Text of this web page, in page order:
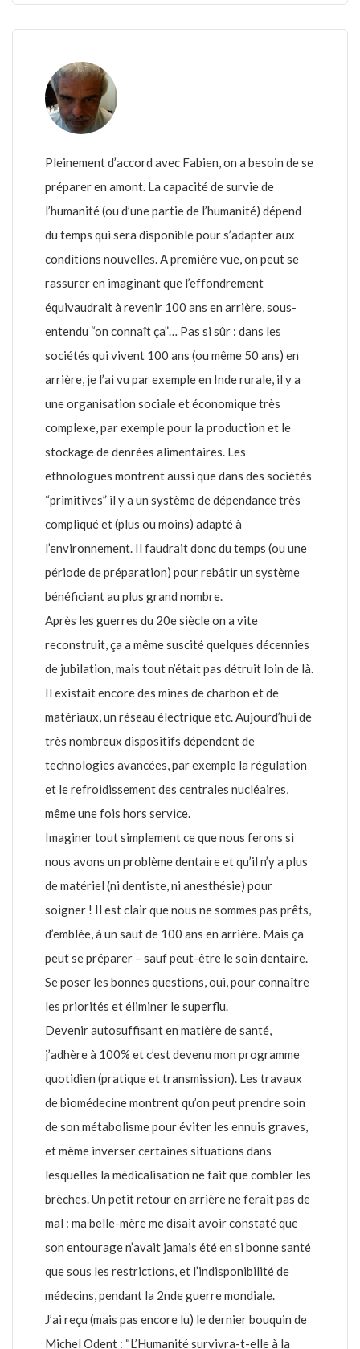
Pleinement d’accord avec Fabien, on a besoin de se
préparer en amont. La capacité de survie de
l’humanité (ou d’une partie de l’humanité) dépend
du temps qui sera disponible pour s’adapter aux
conditions nouvelles. A première vue, on peut se
rassurer en imaginant que l’effondrement
équivaudrait à revenir 100 ans en arrière, sous-
entendu “on connaît ça”… Pas si sûr : dans les
sociétés qui vivent 100 ans (ou même 50 ans) en
arrière, je l’ai vu par exemple en Inde rurale, il y a
une organisation sociale et économique très
complexe, par exemple pour la production et le
stockage de denrées alimentaires. Les
ethnologues montrent aussi que dans des sociétés
“primitives” il y a un système de dépendance très
compliqué et (plus ou moins) adapté à
l’environnement. Il faudrait donc du temps (ou une
période de préparation) pour rebâtir un système
bénéficiant au plus grand nombre.
Après les guerres du 20e siècle on a vite
reconstruit, ça a même suscité quelques décennies
de jubilation, mais tout n’était pas détruit loin de là.
Il existait encore des mines de charbon et de
matériaux, un réseau électrique etc. Aujourd’hui de
très nombreux dispositifs dépendent de
technologies avancées, par exemple la régulation
et le refroidissement des centrales nucléaires,
même une fois hors service.
Imaginer tout simplement ce que nous ferons si
nous avons un problème dentaire et qu’il n’y a plus
de matériel (ni dentiste, ni anesthésie) pour
soigner ! Il est clair que nous ne sommes pas prêts,
d’emblée, à un saut de 100 ans en arrière. Mais ça
peut se préparer – sauf peut-être le soin dentaire.
Se poser les bonnes questions, oui, pour connaître
les priorités et éliminer le superflu.
Devenir autosuffisant en matière de santé,
j’adhère à 100% et c’est devenu mon programme
quotidien (pratique et transmission). Les travaux
de biomédecine montrent qu’on peut prendre soin
de son métabolisme pour éviter les ennuis graves,
et même inverser certaines situations dans
lesquelles la médicalisation ne fait que combler les
brèches. Un petit retour en arrière ne ferait pas de
mal : ma belle-mère me disait avoir constaté que
son entourage n’avait jamais été en si bonne santé
que sous les restrictions, et l’indisponibilité de
médecins, pendant la 2nde guerre mondiale.
J’ai reçu (mais pas encore lu) le dernier bouquin de
Michel Odent : “L’Humanité survivra-t-elle à la